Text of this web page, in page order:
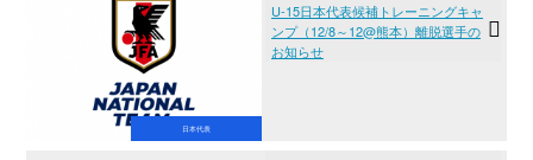
日本代表
U-15日本代表候補トレーニングキャ
ンプ（12/8～12@熊本）離脱選手の
お知らせ